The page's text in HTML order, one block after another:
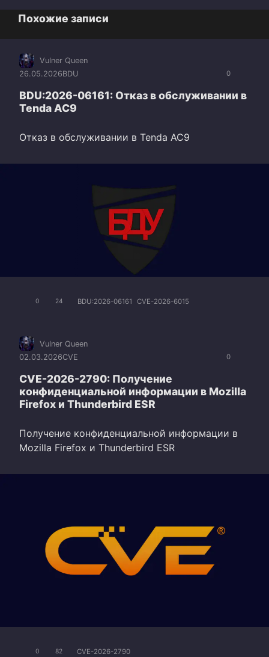
Похожие записи
0
Vulner Queen
26.05.2026BDU
BDU:2026-06161: Отказ в обслуживании в
Tenda AC9
Отказ в обслуживании в Tenda AC9
0 24 BDU:2026-06161 CVE-2026-6015
0
Vulner Queen
02.03.2026CVE
CVE-2026-2790: Получение
конфиденциальной информации в Mozilla
Firefox и Thunderbird ESR
Получение конфиденциальной информации в
Mozilla Firefox и Thunderbird ESR
0 82 CVE-2026-2790